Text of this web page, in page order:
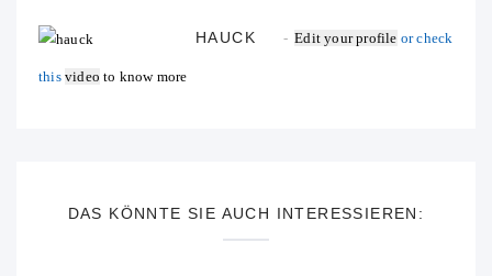
HAUCK Edit your profile or check
this video to know more
DAS KÖNNTE SIE AUCH INTERESSIEREN: